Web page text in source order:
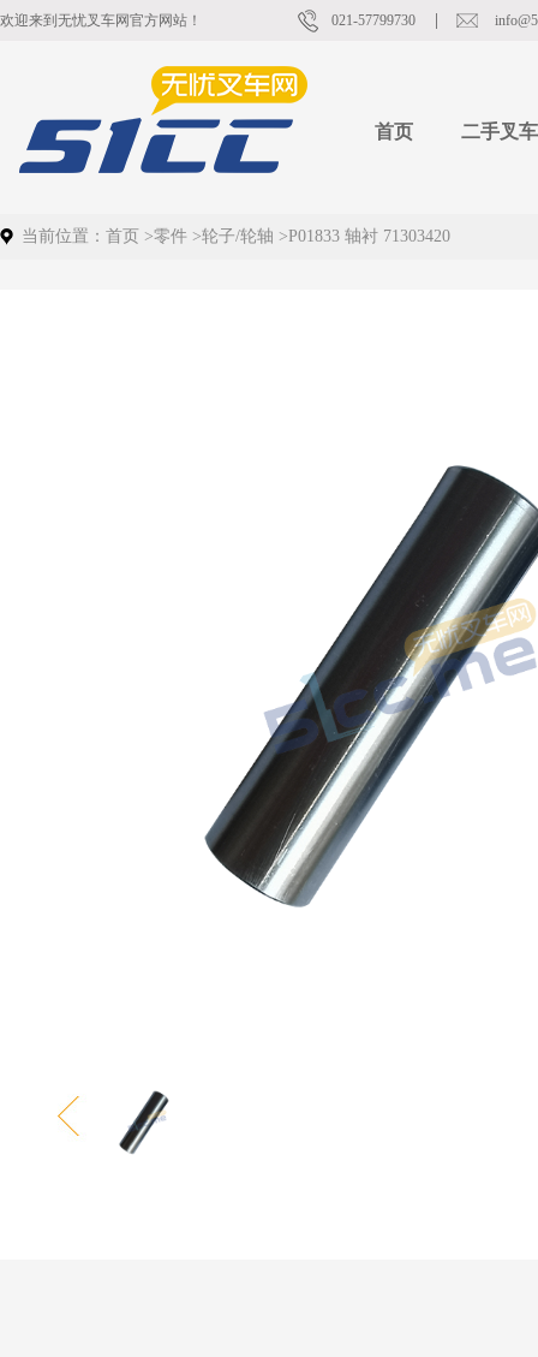
欢迎来到无忧叉车网官方网站！ 021-57799730
首页 二手叉车
当前位置： 首页 >零件 >轮子/轮轴 >P01833 轴衬 71303420